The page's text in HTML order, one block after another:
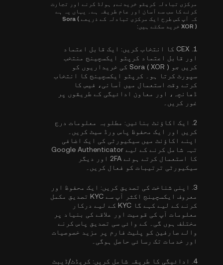
مرکزی تبادلہ کرپٹو خریدنے، ہولڈ کرنے اور تجارت
کرنے کا سب سے آسان اور عام طریقہ ہے۔ یہاں یہ ہے
کہ آپ کس طرح ایک مرکزی تبادلہ کے ذریعے Sora (
XOR ) خرید سکتے ہیں:
1. CEX کا انتخاب کریں:
ایک قابل اعتماد
اور قابل اعتماد کرپٹو ایکسچینج منتخب
کریں جو Sora ( XOR ) کی خریداریوں کو
سپورٹ کرتا ہو۔ کرپٹو ایکسچینج کا انتخاب
کرتے وقت استعمال میں آسانی، فیس کا
ڈھانچہ، اور معاون ادائیگی کے طریقوں پر
غور کریں۔
2. ایک اکاؤنٹ بنائیں: مطلوبہ معلومات درج
کریں اور ایک محفوظ پاس ورڈ سیٹ کریں۔
اپنے اکاؤنٹ میں سیکیورٹی کی ایک اضافی
تہہ شامل کرنے کے لیے Google Authenticator
کا استعمال کرتے ہوئے 2FA
اور دیگر
سیکیورٹی ترتیبات کو فعال کریں۔
3. اپنی شناخت کی تصدیق کریں: ایک محفوظ اور
معروف ایکسچینج اکثر آپ سے
KYC تصدیق مکمل
کرنے کے لیے کہے گا
KYC کے لیے درکار
معلومات آپ کی قومیت اور علاقے کی بنیاد پر
مختلف ہوں گی۔ کے وائی سی تصدیق پاس کرنے
والے صارفین کو پلیٹ فارم پر مزید خصوصیات
اور خدمات تک رسائی حاصل ہوگی۔
4. ادائیگی کا طریقہ شامل کریں: کریڈٹ/ڈیبٹ